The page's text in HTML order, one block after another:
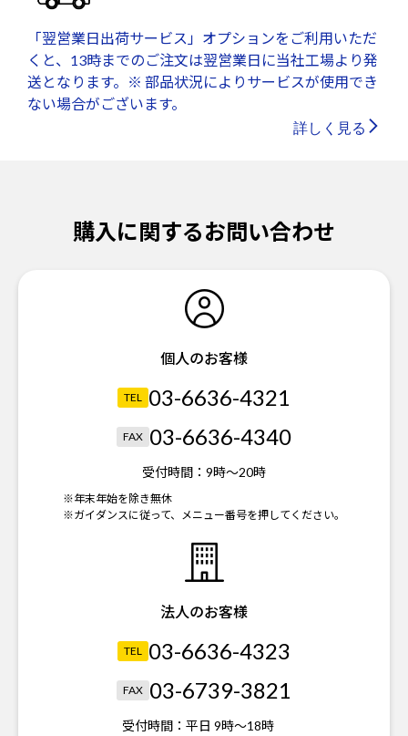
「翌営業日出荷サービス」オプションをご利用いただ
くと、13時までのご注文は翌営業日に当社工場より発
送となります。※ 部品状況によりサービスが使用でき
ない場合がございます。
詳しく見る
購入に関するお問い合わせ
個人のお客様
TEL 03-6636-4321
FAX 03-6636-4340
受付時間： 9時～20時
※年末年始を除き無休
※ガイダンスに従って、メニュー番号を押してください。
法人のお客様
TEL 03-6636-4323
FAX 03-6739-3821
受付時間： 平日 9時～18時